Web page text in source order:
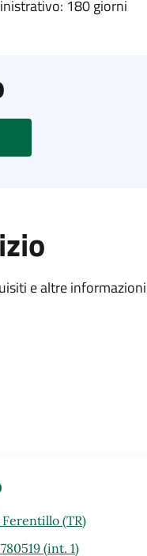
180 giorni
e altre
(TR)
(int. 1)